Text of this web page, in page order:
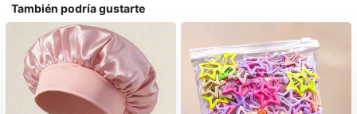
También podría gustarte